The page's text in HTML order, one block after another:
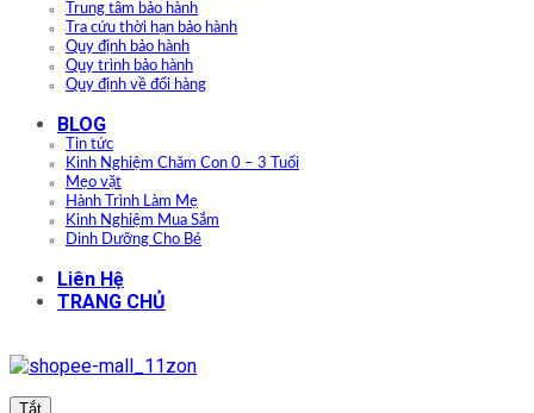
Trung tâm bảo hành
Tra cứu thời hạn bảo hành
Quy định bảo hành
Quy trình bảo hành
Quy định về đổi hàng
BLOG
Tin tức
Kinh Nghiệm Chăm Con 0 – 3 Tuổi
Mẹo vặt
Hành Trình Làm Mẹ
Kinh Nghiệm Mua Sắm
Dinh Dưỡng Cho Bé
Liên Hệ
TRANG CHỦ
Tắt